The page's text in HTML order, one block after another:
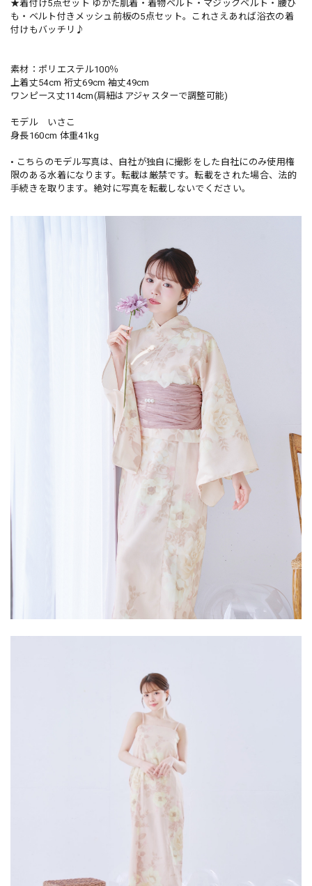
★着付け5点セット ゆかた肌着・着物ベルト・マジックベルト・腰ひ
も・ベルト付きメッシュ前板の5点セット。これさえあれば浴衣の着
付けもバッチリ♪
素材：ポリエステル100％
上着丈54cm 裄丈69cm 袖丈49cm
ワンピース丈114cm(肩紐はアジャスターで調整可能)
モデル いさこ
身長160cm 体重41kg
• こちらのモデル写真は、自社が独自に撮影をした自社にのみ使用権
限のある水着になります。転載は厳禁です。転載をされた場合、法的
手続きを取ります。絶対に写真を転載しないでください。